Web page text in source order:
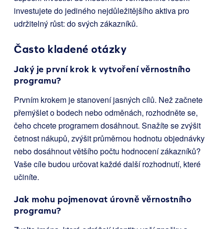
investujete do jediného nejdůležitějšího aktiva pro
udržitelný růst: do svých zákazníků.
Často kladené otázky
Jaký je první krok k vytvoření věrnostního
programu?
Prvním krokem je stanovení jasných cílů. Než začnete
přemýšlet o bodech nebo odměnách, rozhodněte se,
čeho chcete programem dosáhnout. Snažíte se zvýšit
četnost nákupů, zvýšit průměrnou hodnotu objednávky
nebo dosáhnout většího počtu hodnocení zákazníků?
Vaše cíle budou určovat každé další rozhodnutí, které
učiníte.
Jak mohu pojmenovat úrovně věrnostního
programu?